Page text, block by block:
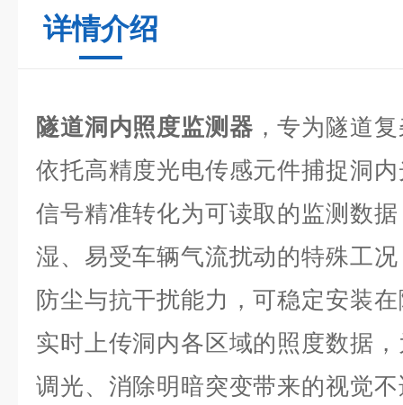
详情介绍
隧道洞内照度监测器 ，专为隧道
依托高精度光电传感元件捕捉洞
信号精准转化为可读取的监测数
湿、易受车辆气流扰动的特殊工
防尘与抗干扰能力，可稳定安装
实时上传洞内各区域的照度数据
调光、消除明暗突变带来的视觉